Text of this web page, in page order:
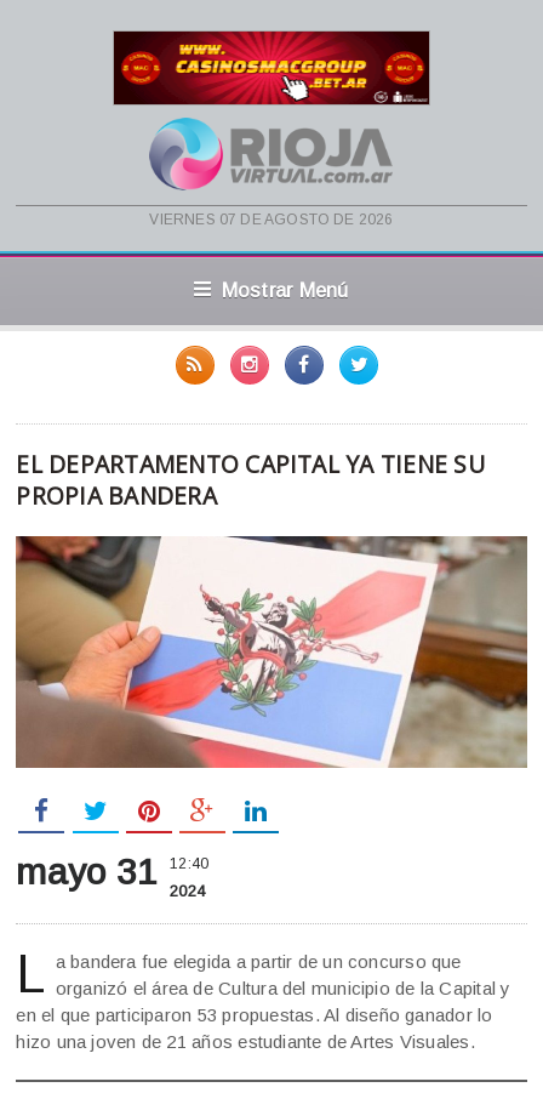
viernes 07 de agosto de 2026
Mostrar Menú
EL DEPARTAMENTO CAPITAL YA TIENE SU
PROPIA BANDERA
mayo 31 12:40
2024
L a bandera fue elegida a partir de un concurso que
organizó el área de Cultura del municipio de la Capital y
en el que participaron 53 propuestas. Al diseño ganador lo
hizo una joven de 21 años estudiante de Artes Visuales.